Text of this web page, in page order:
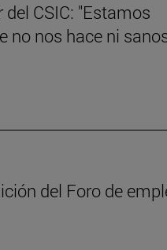
CSIC: "Estamos
no nos hace ni
del Foro de